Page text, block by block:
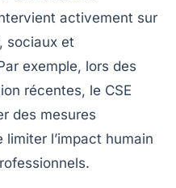
activement sur
sociaux et
exemple, lors des
récentes, le CSE
des mesures
limiter l’impact humain